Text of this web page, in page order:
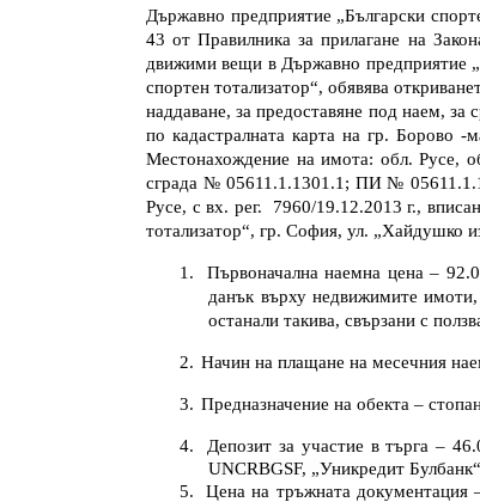
Държавно предприятие „Български
43 от Правилника за прилагане на
движими вещи в Държавно предприятие
спортен тотализатор“, обявява
наддаване, за предоставяне под наем,за
по кадастралната карта на гр. Борово -
Местонахождение на имота: обл.
сграда № 05611.1.1301.1; ПИ №
Русе, с вх. рег.
7960/19.12.2013 г.,
тотализатор“, гр. София, ул. „Хайдушко
1. Първоначална наемна цена –
данък върху недвижимите имоти,
останали такива, свързани с
2. Начин на плащане на месечния
3. Предназначение на обекта –
4. Депозит за участие в търга –
UNCRBGSF, „Уникредит
5.
Цена на тръжната документация